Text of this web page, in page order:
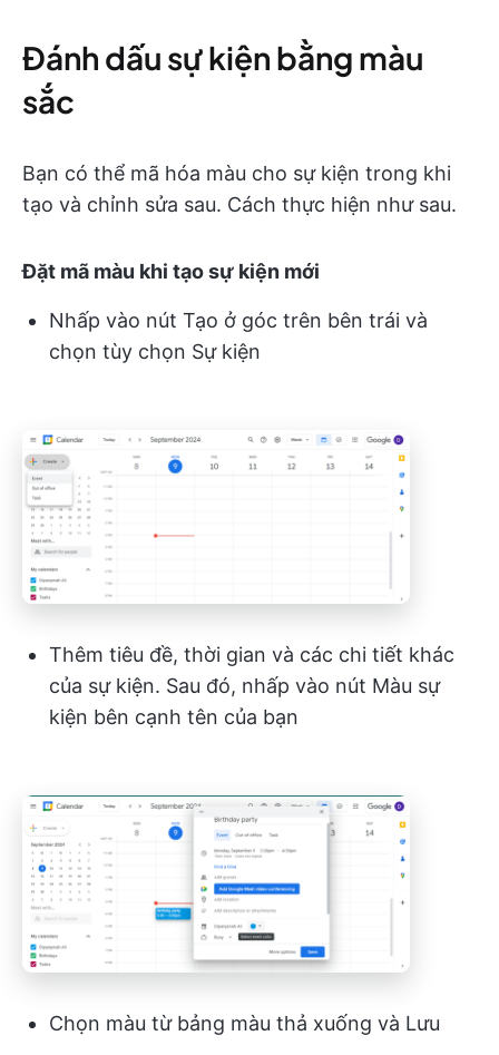
Đánh dấu sự kiện bằng màu
sắc
Bạn có thể mã hóa màu cho sự kiện trong khi
tạo và chỉnh sửa sau. Cách thực hiện như sau.
Đặt mã màu khi tạo sự kiện mới
Nhấp vào nút Tạo ở góc trên bên trái và
chọn tùy chọn Sự kiện
Thêm tiêu đề, thời gian và các chi tiết khác
của sự kiện. Sau đó, nhấp vào nút Màu sự
kiện bên cạnh tên của bạn
Chọn màu từ bảng màu thả xuống và Lưu